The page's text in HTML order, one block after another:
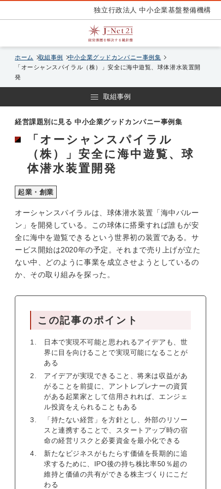
独立行政法人 中小企業基盤整備機構
ホーム 取組事例
中小企業グッドカンパニー事例集
「オーシャンスパイラル（株）」安全に海中遊覧、球体潜水装置開
発
取組事例
経営課題別に見る 中小企業グッドカンパニー事例集
「オーシャンスパイラル
（株）」安全に海中遊覧、球
体潜水装置開発
起業・創業
オーシャンスパイラルは、球体潜水装置「海中バルー
ン」を開発している。この球体に搭乗すれば誰もが安
全に海中を遊覧できるという世界初の装置である。サ
ービス開始は2020年の予定。それまで売り上げが立た
ない中、どのように事業を成立させようとしているの
か、その取り組みを探った。
この記事のポイント
日本で実現不可能と思われるアイデアも、世
界に目を向けることで実現可能になることが
ある
アイデアが実現できること、将来は収益があ
がることを前提に、アントレプレナーの資質
がある起業家として信用されれば、エンジェ
ル投資をえられることもある
「持たない経営」を方針とし、外部のリソー
スと連携することで、スタートアップ時の宿
命の経営リスクと必要資金を最小化できる
新たなビジネスがもたらす価値を長期的に追
求するために、IPO後の持ち株比率50％超の
維持と価値の共有ができる株主づくりにこだ
わる